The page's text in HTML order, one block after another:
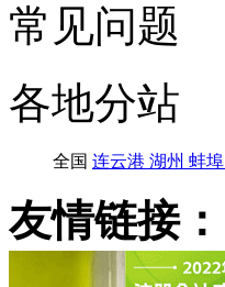
常见问题
各地分站
全国 连云港 湖州 蚌埠
友情链接：